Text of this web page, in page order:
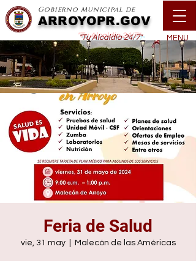
Gobierno Municipal de
ARROYOPR.GOV
"Tu Alcaldía 24/7" MENU
Feria de Salud
vie, 31 may
  |
Malecón de las Américas